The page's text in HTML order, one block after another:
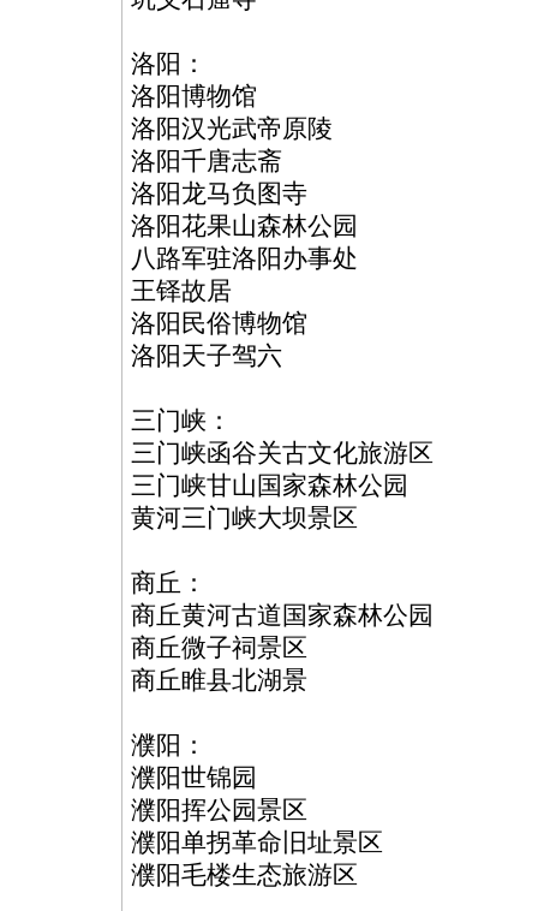
洛阳：
洛阳博物馆
洛阳汉光武帝原陵
洛阳千唐志斋
洛阳龙马负图寺
洛阳花果山森林公园
八路军驻洛阳办事处
王铎故居
洛阳民俗博物馆
洛阳天子驾六
三门峡：
三门峡函谷关古文化旅游区
三门峡甘山国家森林公园
黄河三门峡大坝景区
商丘：
商丘黄河古道国家森林公园
商丘微子祠景区
商丘睢县北湖景
濮阳：
濮阳世锦园
濮阳挥公园景区
濮阳单拐革命旧址景区
濮阳毛楼生态旅游区